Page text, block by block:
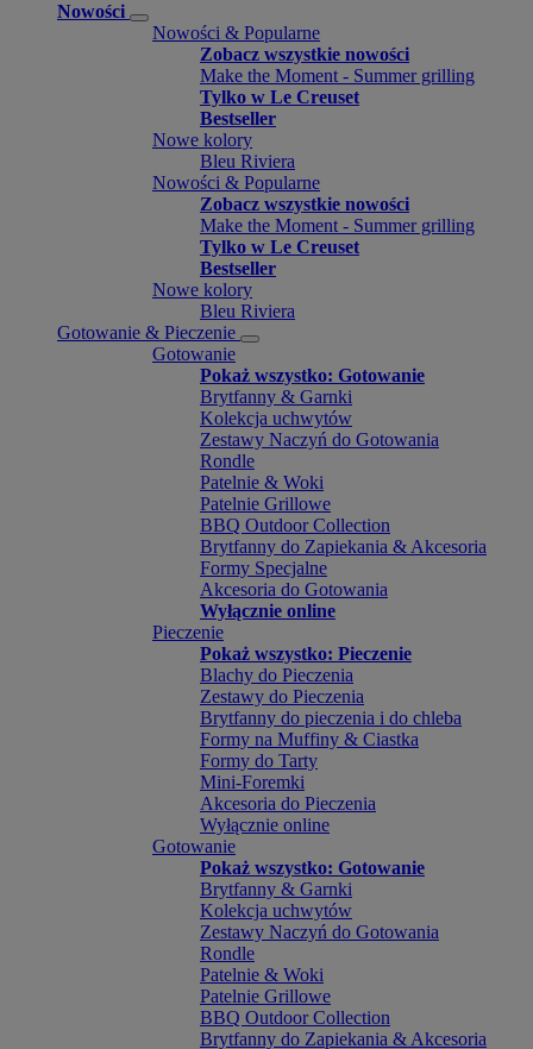
Nowości
Nowości & Popularne
Zobacz wszystkie nowości
Make the Moment - Summer grilling
Tylko w Le Creuset
Bestseller
Nowe kolory
Bleu Riviera
Nowości & Popularne
Zobacz wszystkie nowości
Make the Moment - Summer grilling
Tylko w Le Creuset
Bestseller
Nowe kolory
Bleu Riviera
Gotowanie & Pieczenie
Gotowanie
Pokaż wszystko: Gotowanie
Brytfanny & Garnki
Kolekcja uchwytów
Zestawy Naczyń do Gotowania
Rondle
Patelnie & Woki
Patelnie Grillowe
BBQ Outdoor Collection
Brytfanny do Zapiekania & Akcesoria
Formy Specjalne
Akcesoria do Gotowania
Wyłącznie online
Pieczenie
Pokaż wszystko: Pieczenie
Blachy do Pieczenia
Zestawy do Pieczenia
Brytfanny do pieczenia i do chleba
Formy na Muffiny & Ciastka
Formy do Tarty
Mini-Foremki
Akcesoria do Pieczenia
Wyłącznie online
Gotowanie
Pokaż wszystko: Gotowanie
Brytfanny & Garnki
Kolekcja uchwytów
Zestawy Naczyń do Gotowania
Rondle
Patelnie & Woki
Patelnie Grillowe
BBQ Outdoor Collection
Brytfanny do Zapiekania & Akcesoria